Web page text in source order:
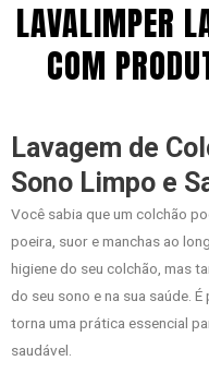
LAVALIMPER
COM
Lavagem de
Sono Limpo e
Você sabia que um colchão
poeira, suor e manchas ao
higiene do seu colchão, mas
do seu sono e na sua saúde.
torna uma prática essencial
saudável.